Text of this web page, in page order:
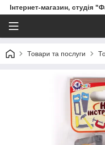
Інтернет-магазин, студія
Товари та послуги